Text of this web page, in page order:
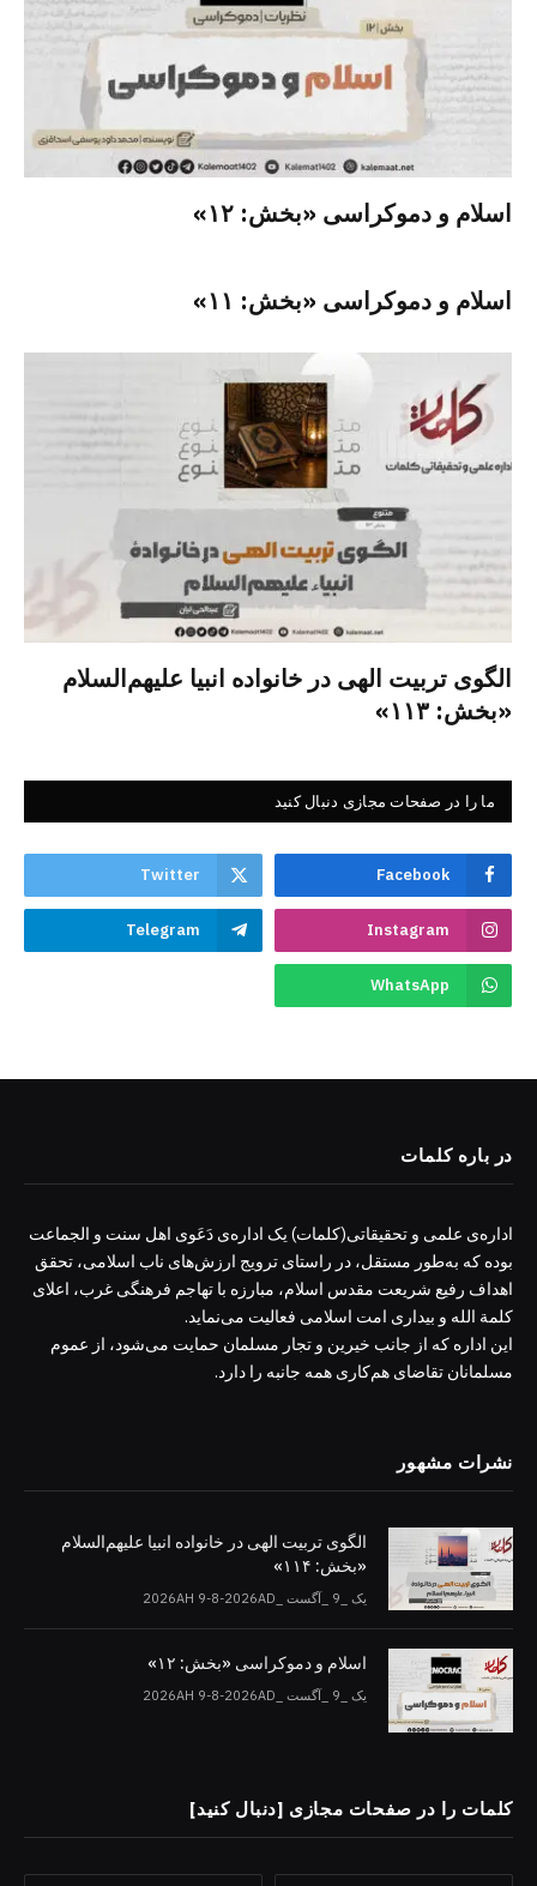
اسلام و دموکراسی «بخش: ۱۲»
اسلام و دموکراسی «بخش: ۱۱»
الگوی تربیت الهی در خانواده انبیا‌‌ علیهم‌السلام
«بخش: ۱۱۳»
ما را در صفحات مجازی دنبال کنید
Facebook
Twitter
Instagram
Telegram
WhatsApp
در باره کلمات
اداره‌ی علمی و تحقیقاتی(کلمات) یک اداره‌ی دَعَوی اهل سنت و الجماعت
بوده که به‌طور مستقل، در راستای ترویج ارزش‌های ناب اسلامی، تحقق
اهداف رفیع شریعت مقدس اسلام، مبارزه با تهاجم فرهنگی غرب، اعلای
کلمة الله و بیداری امت اسلامی فعالیت می‌نماید.
این اداره که از جانب خیرین و تجار مسلمان حمایت می‌شود، از عموم
مسلمانان تقاضای هم‌کاری همه جانبه را دارد.
نشرات مشهور
الگوی تربیت الهی در خانواده انبیا‌‌ علیهم‌السلام
«بخش: ۱۱۴»
یک _9 _آگست _2026AH 9-8-2026AD
اسلام و دموکراسی «بخش: ۱۲»
یک _9 _آگست _2026AH 9-8-2026AD
کلمات را در صفحات مجازی [دنبال کنید]